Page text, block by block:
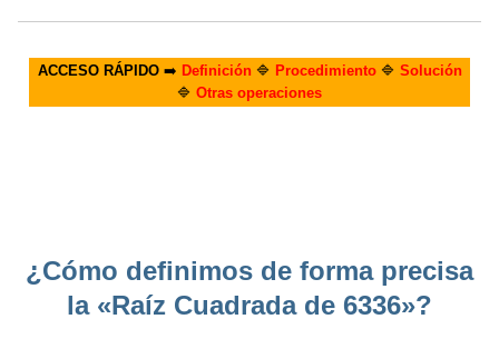
ACCESO RÁPIDO➡️ Definición🔷 Procedimiento🔷 Solución
🔷 Otras operaciones
¿Cómo definimos de forma precisa
la «Raíz Cuadrada de 6336»?